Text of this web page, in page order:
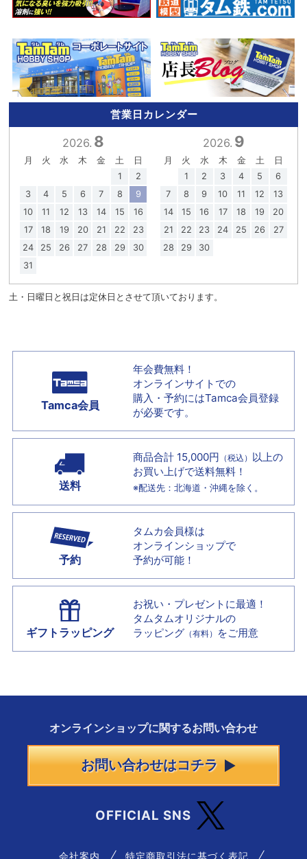
営業日カレンダー
2026. 8
月 火 水 木 金 土
日
1
2
3
4 5 6 7 8
9
10
11 12 13 14 15
16
17
18 19 20 21 22
23
24
25 26 27 28 29
30
31
2026. 9
月 火 水 木 金 土
日
1
2 3 4 5
6
7
8 9 10 11 12
13
14
15 16 17 18 19
20
21
22 23 24 25 26
27
28
29 30
土・日曜日と祝日は定休日とさせて頂いております。
Tamca会員
年会費無料！
オンラインサイトでの
購入・予約にはTamca会員登録
が必要です。
送料
商品合計 15,000円 （税込） 以上の
お買い上げで送料無料！
※配送先：北海道・沖縄を除く。
予約
タムカ会員様は
オンラインショップで
予約が可能！
ギフトラッピング
お祝い・プレゼントに最適！
タムタムオリジナルの
ラッピング （有料） をご用意
オンラインショップに関するお問い合わせ
お問い合わせはコチラ
OFFICIAL SNS
会社案内 特定商取引法に基づく表記